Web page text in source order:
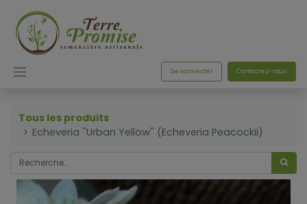
Se connecter Contactez-nous
Tous les produits
Echeveria ''Urban Yellow'' (Echeveria Peacockii)